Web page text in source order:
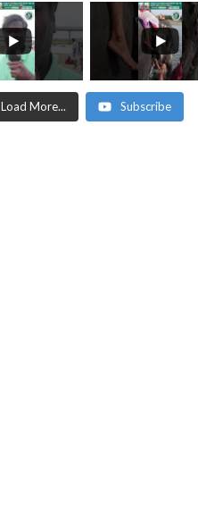
Load More... Subscribe